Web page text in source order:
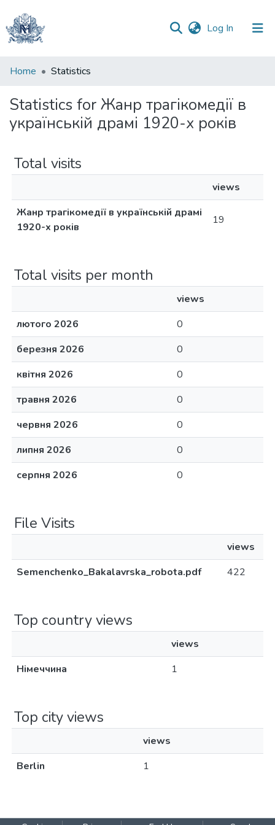
Log In (current)
Communities
Collections
All of DSpace
Home Statistics
Statistics for Жанр трагікомедії в
українській драмі 1920-х років
Total visits
views
Жанр трагікомедії в українській драмі
1920-х років
19
Total visits per month
views
лютого 2026
0
березня 2026
0
квітня 2026
0
травня 2026
0
червня 2026
0
липня 2026
0
серпня 2026
0
File Visits
views
Semenchenko_Bakalavrska_robota.pdf
422
Top country views
views
Німеччина
1
Top city views
views
Berlin
1